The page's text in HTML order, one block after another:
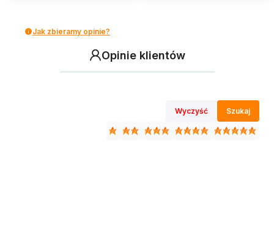
Jak zbieramy opinie?
Opinie klientów
Wyczyść Szukaj